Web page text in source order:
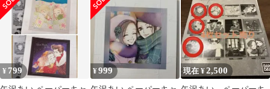
¥ 799 ¥999 現在 ¥2,500